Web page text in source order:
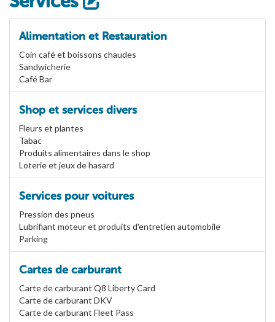
Alimentation et Restauration
Coin café et boissons chaudes
Sandwicherie
Café Bar
Shop et services divers
Fleurs et plantes
Tabac
Produits alimentaires dans le shop
Loterie et jeux de hasard
Services pour voitures
Pression des pneus
Lubrifiant moteur et produits d'entretien automobile
Parking
Cartes de carburant
Carte de carburant Q8 Liberty Card
Carte de carburant DKV
Carte de carburant Fleet Pass